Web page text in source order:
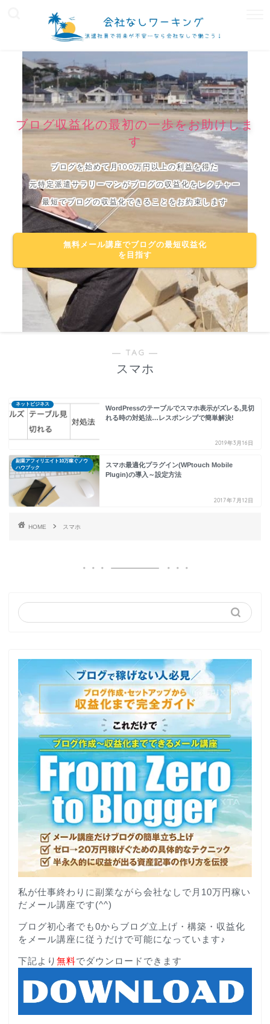
ブログ収益化の最初の一歩をお助けしま
す
ブログを始めて月100万円以上の利益を得た
元特定派遣サラリーマンがブログの収益化をレクチャー
最短でブログの収益化できることをお約束します
無料メール講座でブログの最短収益化
を目指す
― TAG ―
スマホ
ネットビジネス
WordPressのテーブルでスマホ表示がズレる,見切
れる時の対処法…レスポンシブで簡単解決!
2019年3月16日
副業アフィリエイト10万稼ぐノウ
ハウブック
スマホ最適化プラグイン(WPtouch Mobile
Plugin)の導入～設定方法
2017年7月12日
HOME スマホ
私が仕事終わりに副業ながら会社なしで月10万円稼い
だメール講座です(^^)
ブログ初心者でも0からブログ立上げ・構築・収益化
をメール講座に従うだけで可能になっています♪
下記より 無料でダウンロードできます